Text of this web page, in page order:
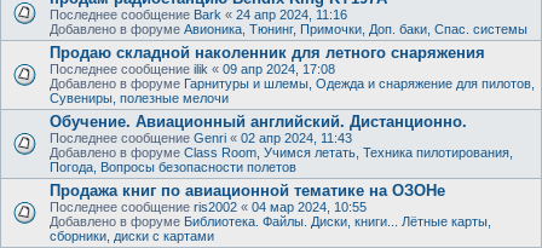
Последнее сообщение Bark « 24 апр 2024, 11:16
Добавлено в форуме Авионика, Тюнинг, Примочки, Доп. баки, Спас. системы
Продаю складной наколенник для летного снаряжения
Последнее сообщение ilik « 09 апр 2024, 17:08
Добавлено в форуме Гарнитуры и шлемы, Одежда и снаряжение для пилотов,
Сувениры, полезные мелочи
Обучение. Авиационный английский. Дистанционно.
Последнее сообщение Genri « 02 апр 2024, 11:43
Добавлено в форуме Class Room, Учимся летать, Техника пилотирования,
Погода, Вопросы безопасности полетов
Продажа книг по авиационной тематике на ОЗОНе
Последнее сообщение ris2002 « 04 мар 2024, 10:55
Добавлено в форуме Библиотека. Файлы. Диски, книги... Лётные карты,
сборники, диски с картами